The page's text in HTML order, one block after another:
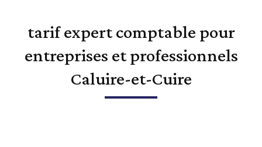
tarif expert comptable pour
entreprises et professionnels
Caluire-et-Cuire